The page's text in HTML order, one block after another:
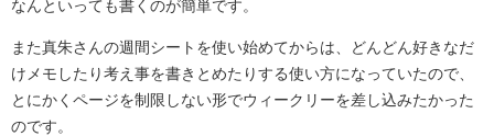
なんといっても書くのが簡単です。
また真朱さんの週間シートを使い始めてからは、どんどん好きなだ
けメモしたり考え事を書きとめたりする使い方になっていたので、
とにかくページを制限しない形でウィークリーを差し込みたかった
のです。